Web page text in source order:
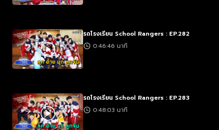
รถโรงเรียน School Rangers : EP.282
0:46:46 นาที
รถโรงเรียน School Rangers : EP.283
0:48:03 นาที